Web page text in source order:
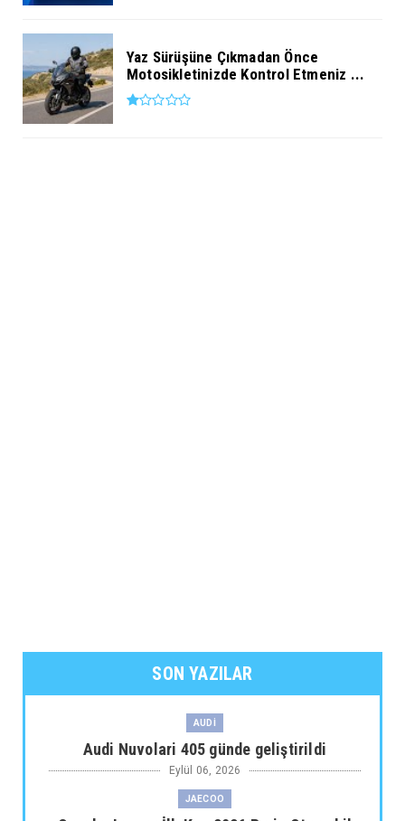
Yaz Sürüşüne Çıkmadan Önce
Motosikletinizde Kontrol Etmeniz ...
SON YAZILAR
AUDİ
Audi Nuvolari 405 günde geliştirildi
Eylül 06, 2026
JAECOO